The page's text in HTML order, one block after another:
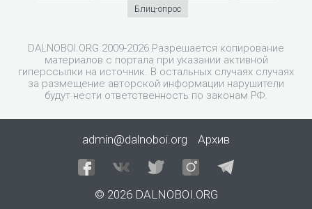
Блиц-опрос
DALNOBOI.ORG 2009-2026 Разрешается копирование
материалов с портала при указании активной
гиперссылки на источник. В остальных случаях случаях
за размещение авторской информации нарушители
будут нести ответственность по законам РФ.
admin@dalnoboi.org Архив
© 2026 DALNOBOI.ORG